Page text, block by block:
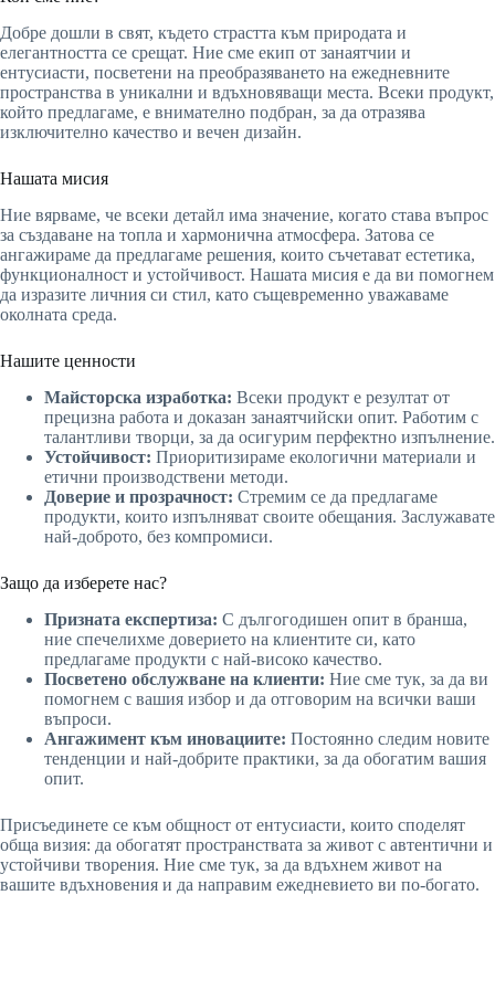
Добре дошли в свят, където страстта към природата и
елегантността се срещат. Ние сме екип от занаятчии и
ентусиасти, посветени на преобразяването на ежедневните
пространства в уникални и вдъхновяващи места. Всеки продукт,
който предлагаме, е внимателно подбран, за да отразява
изключително качество и вечен дизайн.
Нашата мисия
Ние вярваме, че всеки детайл има значение, когато става въпрос
за създаване на топла и хармонична атмосфера. Затова се
ангажираме да предлагаме решения, които съчетават естетика,
функционалност и устойчивост. Нашата мисия е да ви помогнем
да изразите личния си стил, като същевременно уважаваме
околната среда.
Нашите ценности
Майсторска изработка: Всеки продукт е резултат от
прецизна работа и доказан занаятчийски опит. Работим с
талантливи творци, за да осигурим перфектно изпълнение.
Устойчивост: Приоритизираме екологични материали и
етични производствени методи.
Доверие и прозрачност: Стремим се да предлагаме
продукти, които изпълняват своите обещания. Заслужавате
най-доброто, без компромиси.
Защо да изберете нас?
Призната експертиза: С дългогодишен опит в бранша,
ние спечелихме доверието на клиентите си, като
предлагаме продукти с най-високо качество.
Посветено обслужване на клиенти: Ние сме тук, за да ви
помогнем с вашия избор и да отговорим на всички ваши
въпроси.
Ангажимент към иновациите: Постоянно следим новите
тенденции и най-добрите практики, за да обогатим вашия
опит.
Присъединете се към общност от ентусиасти, които споделят
обща визия: да обогатят пространствата за живот с автентични и
устойчиви творения. Ние сме тук, за да вдъхнем живот на
вашите вдъхновения и да направим ежедневието ви по-богато.